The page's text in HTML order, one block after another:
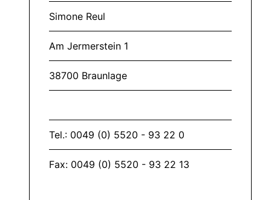
Simone Reul
Am Jermerstein 1
38700 Braunlage
Tel.: 0049 (0) 5520 - 93 22 0
Fax: 0049 (0) 5520 - 93 22 13